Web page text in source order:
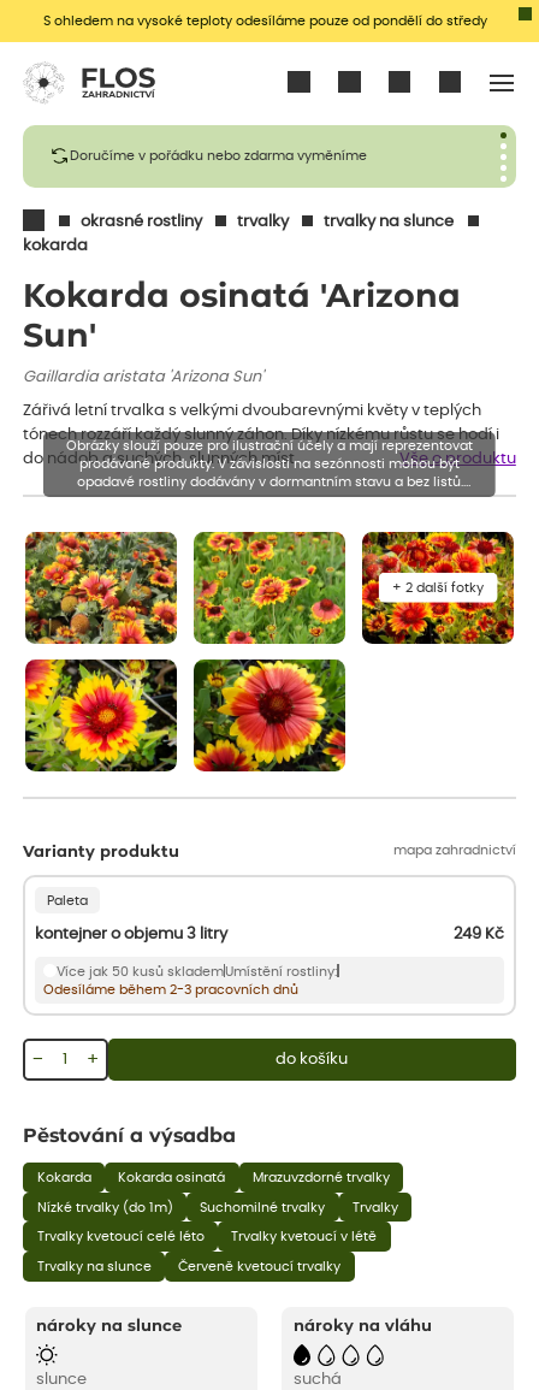
S ohledem na vysoké teploty odesíláme pouze od pondělí do středy
Doručíme v pořádku nebo zdarma vyměníme
okrasné rostliny trvalky
trvalky na slunce
kokarda
Kokarda osinatá 'Arizona
Sun'
Gaillardia aristata 'Arizona Sun'
Zářivá letní trvalka s velkými dvoubarevnými květy v teplých
tónech rozzáří každý slunný záhon. Díky nízkému růstu se hodí i
do nádob a suchých, slunných míst.
Vše o produktu
Varianty produktu mapa zahradnictví
Paleta
kontejner o objemu 3 litry 249 Kč
Více jak 50 kusů sklademUmístění rostliny:
Odesíláme během 2-3 pracovních dnů
+
− do košíku
Obrázky slouží pouze pro ilustrační účely a mají reprezentovat
prodávané produkty. V závislosti na sezónnosti mohou být
opadavé rostliny dodávány v dormantním stavu a bez listů.
Rostliny mohou být také sestřiženy níže, než je uvedená výška,
+ 2 další fotky
Pěstování a výsadba
Kokarda Kokarda osinatá Mrazuvzdorné trvalky
Nízké trvalky (do 1m) Suchomilné trvalky Trvalky
Trvalky kvetoucí celé léto Trvalky kvetoucí v létě
Trvalky na slunce Červeně kvetoucí trvalky
nároky na slunce
slunce
nároky na vláhu
suchá